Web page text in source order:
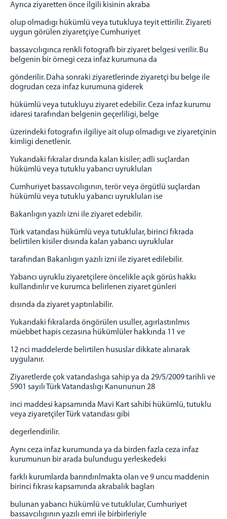
Ayrıca ziyaretten önce ilgili kisinin akraba
olup olmadıgı hükümlü veya tutukluya teyit ettirilir. Ziyareti
uygun görülen ziyaretçiye Cumhuriyet
bassavcılıgınca renkli fotograflı bir ziyaret belgesi verilir. Bu
belgenin bir örnegi ceza infaz kurumuna da
gönderilir. Daha sonraki ziyaretlerinde ziyaretçi bu belge ile
dogrudan ceza infaz kurumuna giderek
hükümlü veya tutukluyu ziyaret edebilir. Ceza infaz kurumu
idaresi tarafından belgenin geçerliligi, belge
üzerindeki fotografın ilgiliye ait olup olmadıgı ve ziyaretçinin
kimligi denetlenir.
Yukarıdaki fıkralar dısında kalan kisiler; adli suçlardan
hükümlü veya tutuklu yabancı uyrukluları
Cumhuriyet bassavcılıgının, terör veya örgütlü suçlardan
hükümlü veya tutuklu yabancı uyrukluları ise
Bakanlıgın yazılı izni ile ziyaret edebilir.
Türk vatandası hükümlü veya tutuklular, birinci fıkrada
belirtilen kisiler dısında kalan yabancı uyruklular
tarafından Bakanlıgın yazılı izni ile ziyaret edilebilir.
Yabancı uyruklu ziyaretçilere öncelikle açık görüs hakkı
kullandırılır ve kurumca belirlenen ziyaret günleri
dısında da ziyaret yaptırılabilir.
Yukarıdaki fıkralarda öngörülen usuller, agırlastırılmıs
müebbet hapis cezasına hükümlüler hakkında 11 ve
12 nci maddelerde belirtilen hususlar dikkate alınarak
uygulanır.
Ziyaretlerde çok vatandaslıga sahip ya da 29/5/2009 tarihli ve
5901 sayılı Türk Vatandaslıgı Kanununun 28
inci maddesi kapsamında Mavi Kart sahibi hükümlü, tutuklu
veya ziyaretçiler Türk vatandası gibi
degerlendirilir.
Aynı ceza infaz kurumunda ya da birden fazla ceza infaz
kurumunun bir arada bulundugu yerleskedeki
farklı kurumlarda barındırılmakta olan ve 9 uncu maddenin
birinci fıkrası kapsamında akrabalık bagları
bulunan yabancı hükümlü ve tutuklular, Cumhuriyet
bassavcılıgının yazılı emri ile birbirleriyle